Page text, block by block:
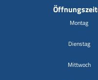
Montag
Dienstag
Mittwoch